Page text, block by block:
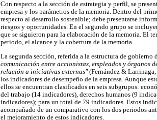
Con respecto a la sección de estrategia y perfil, se
empresa y los parámetros de la memoria. Dentro del
respecto al desarrollo sostenible; debe presentarse
riesgos y oportunidades. En el segundo grupo se
que se siguieron para la elaboración de la memoria. El
periodo, el alcance y la cobertura de la memoria.
La segunda sección, referida a la estructura de gobierno
comunicación entre accionistas, empleados y órganos
relación a iniciativas externas"(Fernández &
los indicadores de desempeño de la empresa. Aunque
ellos se encuentran clasificados en seis subgrupos:
del trabajo (14 indicadores), derechos humanos (9
indicadores); para un total de 79 indicadores. Estos
acompañado de un comparativo con los dos periodos
el mejoramiento de estos indicadores.